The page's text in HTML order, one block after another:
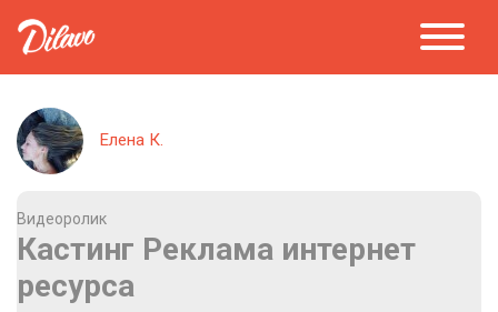
Елена К.
Видеоролик
Кастинг Реклама интернет
ресурса